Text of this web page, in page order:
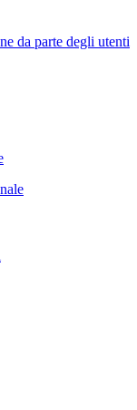
da parte degli utenti